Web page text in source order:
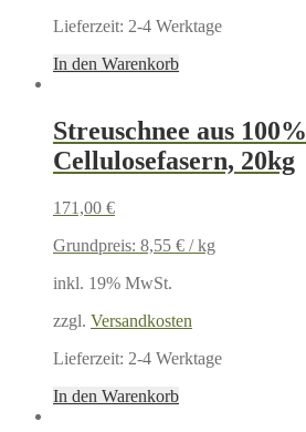
Lieferzeit: 2-4 Werktage
In den Warenkorb
Streuschnee aus 100%
Cellulosefasern, 20kg
171,00 €
Grundpreis: 8,55 € /kg
inkl. 19% MwSt.
zzgl. Versandkosten
Lieferzeit: 2-4 Werktage
In den Warenkorb